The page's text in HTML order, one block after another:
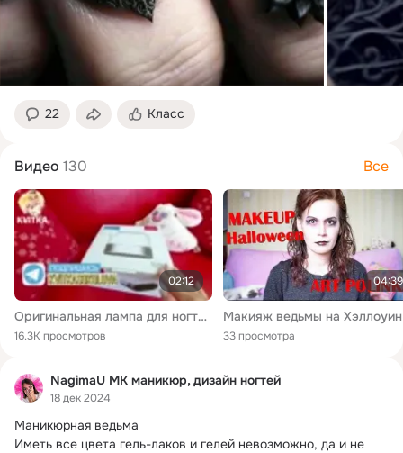
22 Класс
Видео 130 Все
02:12
Оригинальная лампа для ногтей: Помощник для мастера маникюра
16.3K просмотров
04:39
33 просмотра
NagimaU МК маникюр, дизайн ногтей
18 дек 2024
Маникюрная ведьма
Иметь все цвета гель-лаков и гелей невозможно, да и не